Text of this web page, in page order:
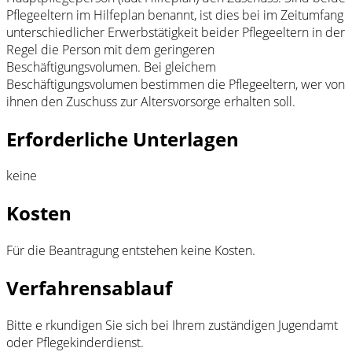
Pflegeeltern im Hilfeplan benannt, ist dies bei im Zeitumfang
unterschiedlicher Erwerbstätigkeit beider Pflegeeltern in der
Regel die Person mit dem geringeren
Beschäftigungsvolumen. Bei gleichem
Beschäftigungsvolumen bestimmen die Pflegeeltern, wer von
ihnen den Zuschuss zur Altersvorsorge erhalten soll.
Erforderliche Unterlagen
keine
Kosten
Für die Beantragung entstehen keine Kosten.
Verfahrensablauf
Bitte e rkundigen Sie sich bei Ihrem zuständigen Jugendamt
oder Pflegekinderdienst.